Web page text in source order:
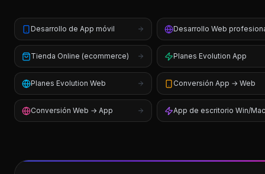
Desarrollo de App móvil Desarrollo Web
Tienda Online (ecommerce) Planes Evolution App
Planes Evolution Web Conversión App → Web
Conversión Web → App App de escritorio Win/Mac